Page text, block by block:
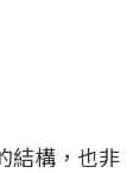
結構，也非